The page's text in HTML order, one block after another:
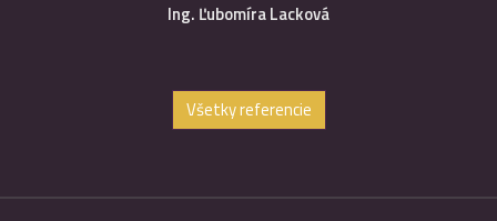
Ing. Ľubomíra Lacková
Všetky referencie